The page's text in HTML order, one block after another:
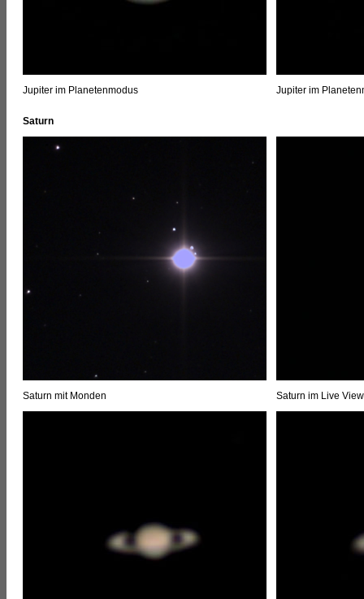
Jupiter im Planetenmodus Jupiter im
Saturn
Saturn mit Monden Saturn im Live